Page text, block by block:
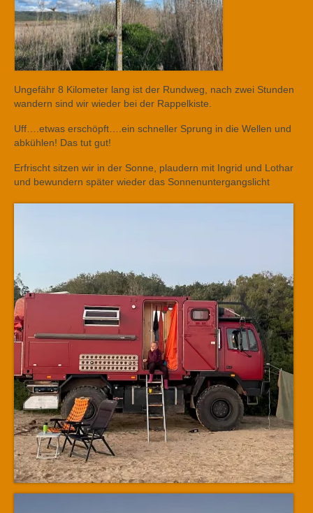
Ungefähr 8 Kilometer lang ist der Rundweg, nach zwei Stunden
wandern sind wir wieder bei der Rappelkiste.
Uff….etwas erschöpft….ein schneller Sprung in die Wellen und
abkühlen! Das tut gut!
Erfrischt sitzen wir in der Sonne, plaudern mit Ingrid und Lothar
und bewundern später wieder das Sonnenuntergangslicht